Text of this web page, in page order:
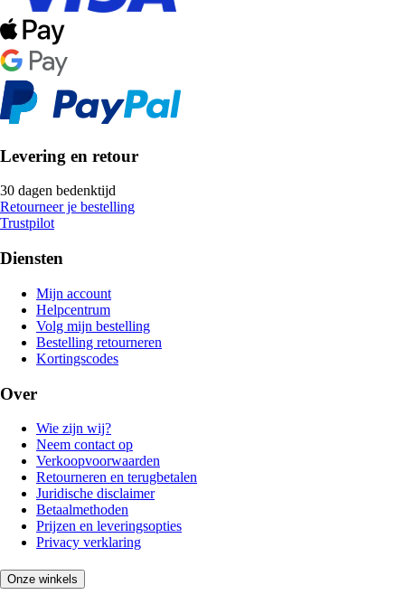
Levering en retour
30 dagen bedenktijd
Retourneer je bestelling
Trustpilot
Diensten
Mijn account
Helpcentrum
Volg mijn bestelling
Bestelling retourneren
Kortingscodes
Over
Wie zijn wij?
Neem contact op
Verkoopvoorwaarden
Retourneren en terugbetalen
Juridische disclaimer
Betaalmethoden
Prijzen en leveringsopties
Privacy verklaring
Onze winkels